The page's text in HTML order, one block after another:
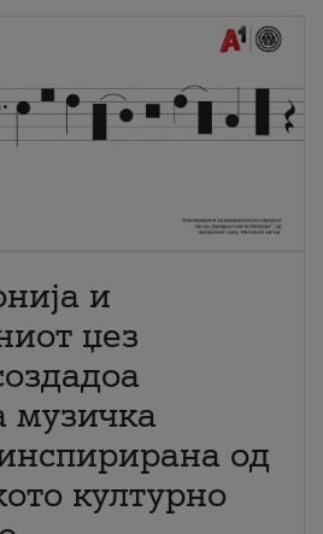
и
џез
музичка
од
културно